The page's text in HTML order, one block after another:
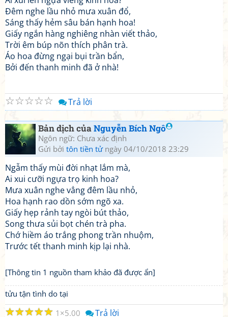
Đêm nghe lầu nhỏ mưa xuân đổ,
Sáng thấy hẻm sâu bán hạnh hoa!
Giấy ngắn hàng nghiêng nhàn viết thảo,
Trời êm búp nõn thích phân trà.
Áo hoa đừng ngại bụi trần bẩn,
Bởi đến thanh minh đã ở nhà!
☆
☆
☆
☆
☆ Trả lời
Bản dịch củaNguyễn Bích Ngô
Ngôn ngữ: Chưa xác định
Gửi bởi tôn tiền tửngày 04/10/2018 23:29
Ngẫm thấy mùi đời nhạt lắm mà,
Ai xui cưỡi ngựa trọ kinh hoa?
Mưa xuân nghe vẳng đêm lầu nhỏ,
Hoa hạnh rao dồn sớm ngõ xa.
Giấy hẹp rảnh tay ngòi bút thảo,
Song thưa sủi bọt chén trà pha.
Chớ hiềm áo trắng phong trần nhuộm,
Trước tết thanh minh kịp lại nhà.
[Thông tin 1 nguồn tham khảo đã được ẩn]
tửu tận tình do tại
☆
☆
☆
☆
☆ 1 5.00 Trả lời